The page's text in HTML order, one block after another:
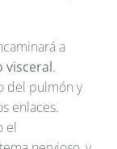
a
visceral.
del pulmón y
enlaces.
el